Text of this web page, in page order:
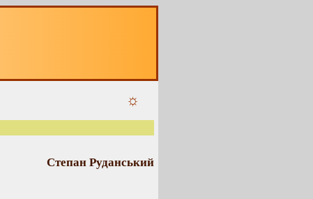
☼
Степан Руданський